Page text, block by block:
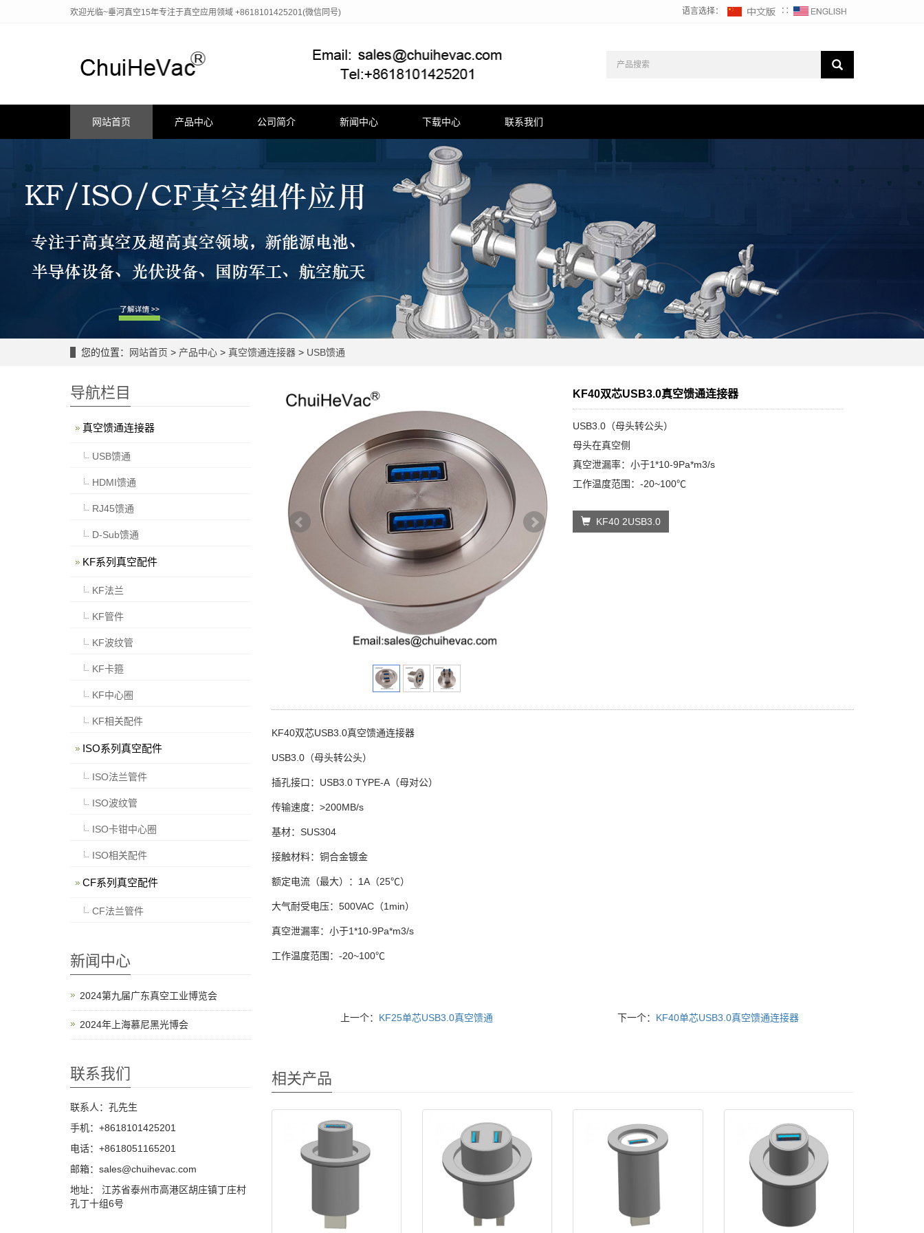
欢迎光临~垂河真空15年专注于真空应用领域 +8618101425201(微信同号) 语言选择： ∷
网站首页 产品中心 公司简介 新闻中心 下载中心 联系我们
您的位置： 网站首页 > 产品中心 > 真空馈通连接器 > USB馈通
KF40双芯USB3.0真空馈通连接器
USB3.0（母头转公头）
母头在真空侧
真空泄漏率：小于1*10-9Pa*m3/s
工作温度范围：-20~100℃
KF40 2USB3.0
KF40双芯USB3.0真空馈通连接器
USB3.0（母头转公头）
插孔接口：USB3.0 TYPE-A（母对公）
传输速度：>200MB/s
基材：SUS304
接触材料：铜合金镀金
额定电流（最大）：1A（25℃）
大气耐受电压：500VAC（1min）
真空泄漏率：小于1*10-9Pa*m3/s
工作温度范围：-20~100℃
上一个： KF25单芯USB3.0真空馈通 下一个： KF40单芯USB3.0真空馈通连接器
相关产品
导航栏目
真空馈通连接器
USB馈通
HDMI馈通
RJ45馈通
D-Sub馈通
KF系列真空配件
KF法兰
KF管件
KF波纹管
KF卡箍
KF中心圈
KF相关配件
ISO系列真空配件
ISO法兰管件
ISO波纹管
ISO卡钳中心圈
ISO相关配件
CF系列真空配件
CF法兰管件
新闻中心
2024第九届广东真空工业博览会
2024年上海慕尼黑光博会
联系我们
联系人：孔先生
手机：+8618101425201
电话：+8618051165201
邮箱：sales@chuihevac.com
地址： 江苏省泰州市高港区胡庄镇丁庄村
孔丁十组6号